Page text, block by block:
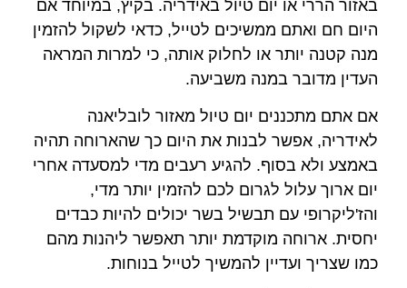
באזור הררי או יום טיול באידריה. בקיץ, במיוחד אם
היום חם ואתם ממשיכים לטייל, כדאי לשקול להזמין
מנה קטנה יותר או לחלוק אותה, כי למרות המראה
העדין מדובר במנה משביעה.
אם אתם מתכננים יום טיול מאזור לובליאנה
לאידריה, אפשר לבנות את היום כך שהארוחה תהיה
באמצע ולא בסוף. להגיע רעבים מדי למסעדה אחרי
יום ארוך עלול לגרום לכם להזמין יותר מדי,
והז'ליקרופי עם תבשיל בשר יכולים להיות כבדים
יחסית. ארוחה מוקדמת יותר תאפשר ליהנות מהם
כמו שצריך ועדיין להמשיך לטייל בנוחות.